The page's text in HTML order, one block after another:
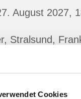
Cookies
August 2027,
Stralsund,